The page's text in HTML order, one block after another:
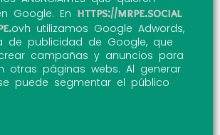
Google. En https://mrpe.social
ovh utilizamos Google Adwords,
de publicidad de Google, que
campañas y anuncios para
otras páginas webs. Al generar
puede segmentar el público